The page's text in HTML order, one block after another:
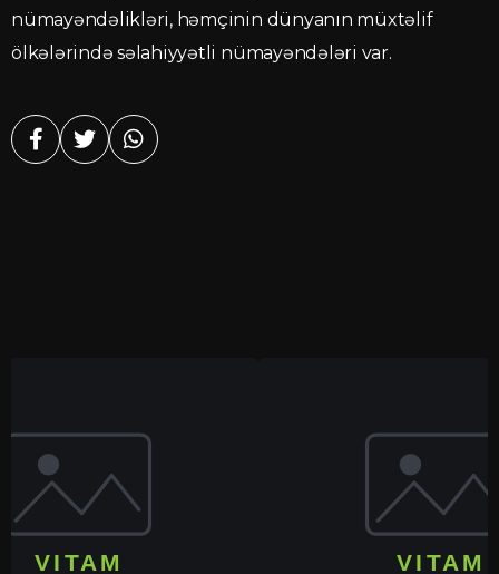
nümayəndəlikləri, həmçinin dünyanın müxtəlif
ölkələrində səlahiyyətli nümayəndələri var.